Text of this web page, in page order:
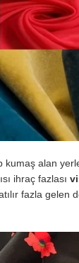
kumaş alan
ihraç fazlası
fazla gelen